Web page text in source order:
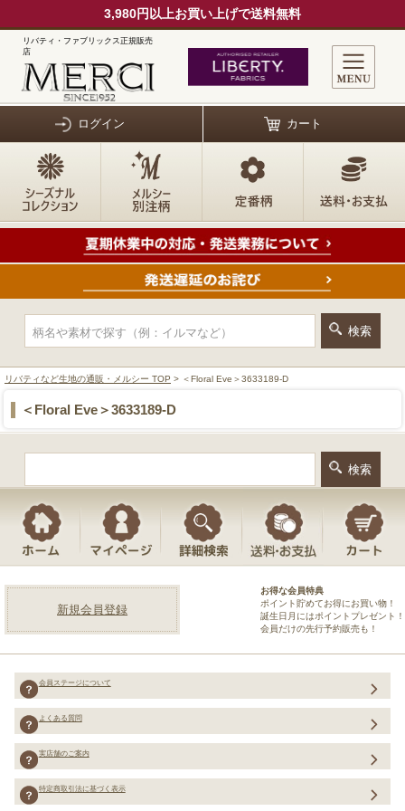
3,980円以上お買い上げで送料無料
リバティ・ファブリックス正規販売
店
ログイン カート
リバティなど生地の通販・メルシー TOP > ＜Floral Eve＞3633189-D
＜Floral Eve＞3633189-D
新規会員登録
お得な会員特典
ポイント貯めてお得にお買い物！
誕生日月にはポイントプレゼント！
会員だけの先行予約販売も！
会員ステージについて
よくある質問
実店舗のご案内
特定商取引法に基づく表示